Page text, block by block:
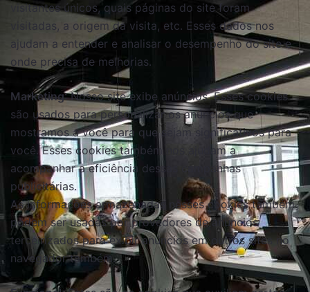
visitantes únicos, quais páginas do site foram
visitadas, a origem da visita, etc. Esses dados nos
ajudam a entender e analisar o desempenho do site e
onde precisa de melhorias.
Marketing: Nosso site exibe anúncios. Esses cookies
são usados ​​para personalizar os anúncios que
mostramos a você para que sejam significativos para
você. Esses cookies também nos ajudam a
acompanhar a eficiência dessas campanhas
publicitárias.
As informações armazenadas nesses cookies também
podem ser usadas por provedores de anúncios
terceirizados para exibir anúncios em outros sites no
navegador também.